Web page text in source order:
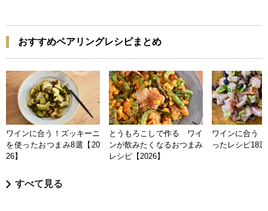
おすすめペアリングレシピまとめ
ワインに合う！ズッキーニ
を使ったおつまみ8選【20
26】
とうもろこしで作る ワイ
ンが飲みたくなるおつまみ
レシピ【2026】
ワインに合う
ったレシピ18
すべて見る